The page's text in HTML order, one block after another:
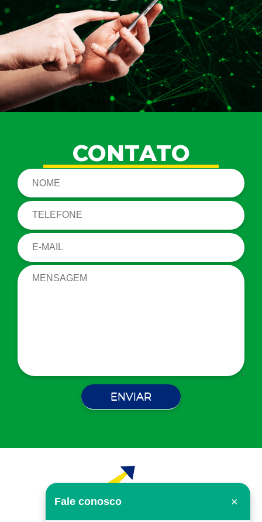
CONTATO
Fale conosco ×